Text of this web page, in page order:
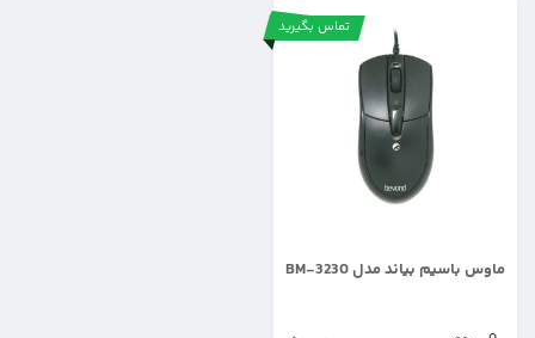
تماس بگیرید
ماوس باسیم بیاند مدل BM-3230